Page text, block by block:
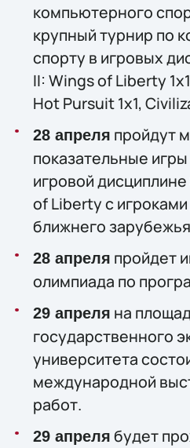
компьютерного
крупный турнир по
спорту в игровых
II: Wings of Liberty
Hot Pursuit 1х1,
28 апреля пройдут
показательные
игровой
of Liberty с
ближнего
28 апреля пройдет
олимпиада по
29 апреля на
государственного
университета
международной
работ.
29 апреля будет